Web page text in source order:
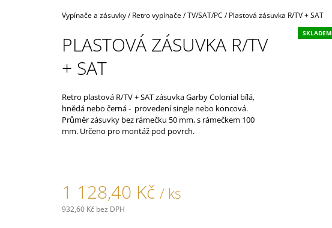
Domů
Vypínače a zásuvky/ Retro vypínače/TV/SAT/PC / Plastová zásuvka R/TV + SAT
PLASTOVÁ ZÁSUVKA R/TV
+ SAT
SKLADEM
Retro plastová R/TV + SAT zásuvka Garby Colonial bílá,
hnědá nebo černá - provedení single nebo koncová.
Průměr zásuvky bez rámečku 50 mm, s rámečkem 100
mm. Určeno pro montáž pod povrch.
1 128,40 Kč / ks
932,60 Kč bez DPH